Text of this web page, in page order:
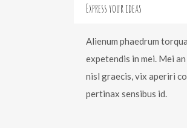
Express your ideas
Alienum phaedrum
expetendis in mei. Mei
nisl graecis, vix aperiri
pertinax sensibus id.